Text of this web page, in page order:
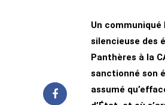
Un
silencieuse des
Panthères à la
sanctionné son
assumé